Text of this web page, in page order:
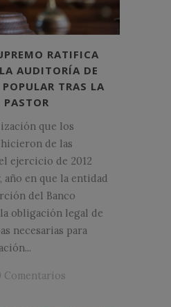
RATIFICA
AUDITORÍA DE
TRAS LA
que los
de las
ejercicio de 2012
año en que la entidad
del Banco
obligación legal de
necesarias para
Comentarios